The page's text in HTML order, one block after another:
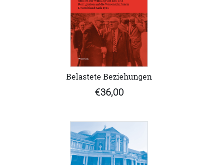
Belastete Beziehungen
€36,00